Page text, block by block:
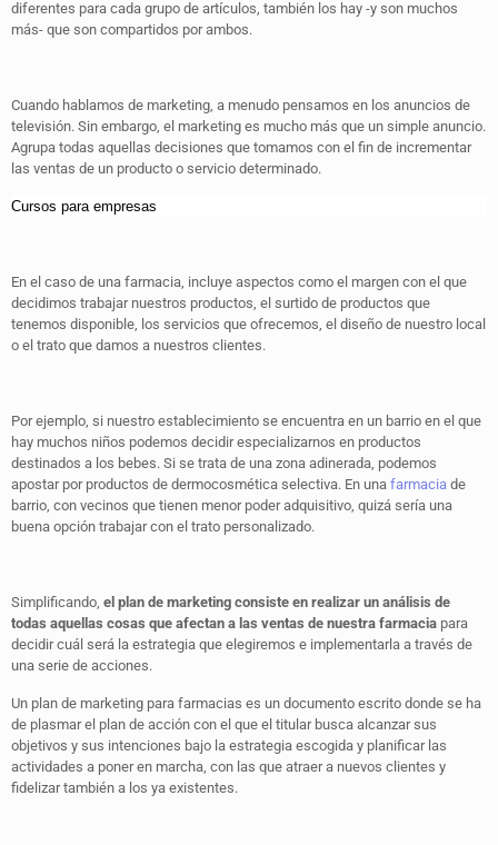
diferentes para cada grupo de artículos, también los hay -y son muchos
más- que son compartidos por ambos.
Cuando hablamos de marketing, a menudo pensamos en los anuncios de
televisión. Sin embargo, el marketing es mucho más que un simple anuncio.
Agrupa todas aquellas decisiones que tomamos con el fin de incrementar
las ventas de un producto o servicio determinado.
Cursos para empresas
En el caso de una farmacia, incluye aspectos como el margen con el que
decidimos trabajar nuestros productos, el surtido de productos que
tenemos disponible, los servicios que ofrecemos, el diseño de nuestro local
o el trato que damos a nuestros clientes.
Por ejemplo, si nuestro establecimiento se encuentra en un barrio en el que
hay muchos niños podemos decidir especializarnos en productos
destinados a los bebes. Si se trata de una zona adinerada, podemos
apostar por productos de dermocosmética selectiva. En una farmacia de
barrio, con vecinos que tienen menor poder adquisitivo, quizá sería una
buena opción trabajar con el trato personalizado.
Simplificando, el plan de marketing consiste en realizar un análisis de
todas aquellas cosas que afectan a las ventas de nuestra farmacia para
decidir cuál será la estrategia que elegiremos e implementarla a través de
una serie de acciones.
Un plan de marketing para farmacias es un documento escrito donde se ha
de plasmar el plan de acción con el que el titular busca alcanzar sus
objetivos y sus intenciones bajo la estrategia escogida y planificar las
actividades a poner en marcha, con las que atraer a nuevos clientes y
fidelizar también a los ya existentes.